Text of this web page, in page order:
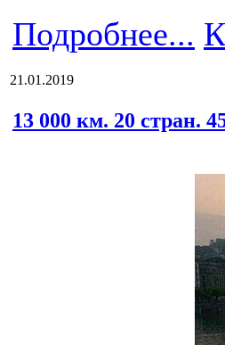
Подробнее...
21.01.2019
13 000 км. 20 стран.